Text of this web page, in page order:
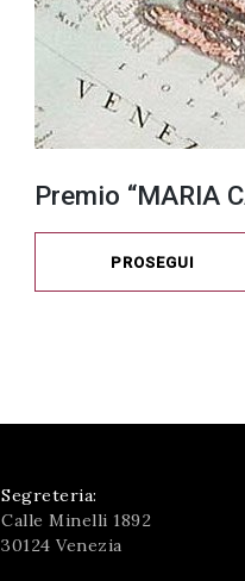
Premio “MARIA
PROSEGUI
Segreteria:
Calle Minelli 1892
30124 Venezia